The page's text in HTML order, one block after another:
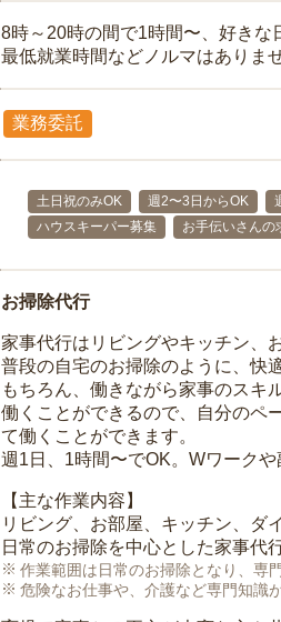
8時～20時の間で1時間〜、好きな
最低就業時間などノルマはありませ
業務委託
土日祝のみOK 週2〜3日からOK
ハウスキーパー募集
お手伝いさんの
お掃除代行
家事代行はリビングやキッチン、
普段の自宅のお掃除のように、快
もちろん、働きながら家事のスキ
働くことができるので、自分のペ
て働くことができます。
週1日、1時間〜でOK。Wワーク
【主な作業内容】
リビング、お部屋、キッチン、ダ
日常のお掃除を中心とした家事代
作業範囲は日常のお掃除となり、専
危険なお仕事や、介護など専門知識